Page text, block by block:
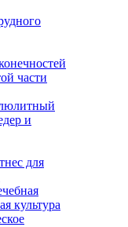
части
и
для
культура